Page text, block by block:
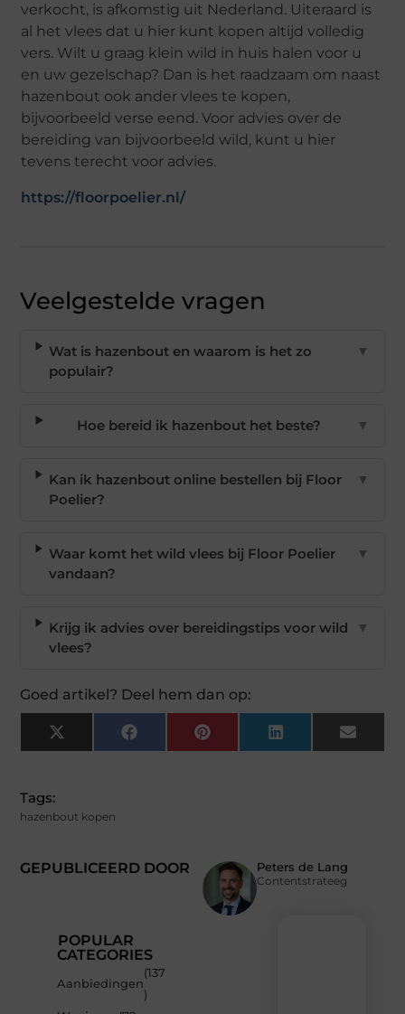
verkocht, is afkomstig uit Nederland. Uiteraard is
al het vlees dat u hier kunt kopen altijd volledig
vers. Wilt u graag klein wild in huis halen voor u
en uw gezelschap? Dan is het raadzaam om naast
hazenbout ook ander vlees te kopen,
bijvoorbeeld verse eend. Voor advies over de
bereiding van bijvoorbeeld wild, kunt u hier
tevens terecht voor advies.
https://floorpoelier.nl/
Veelgestelde vragen
Wat is hazenbout en waarom is het zo
populair?
▼
Hoe bereid ik hazenbout het beste? ▼
Kan ik hazenbout online bestellen bij Floor
Poelier?
▼
Waar komt het wild vlees bij Floor Poelier
vandaan?
▼
Krijg ik advies over bereidingstips voor wild
vlees?
▼
Goed artikel? Deel hem dan op:
X
(Twitter)
FacebookPinterest LinkedIn Email
GEPUBLICEERD DOOR Peters de Lang
Contentstrateeg
Tags:
hazenbout kopen
POPULAR
CATEGORIES
Aanbiedingen
(137
)